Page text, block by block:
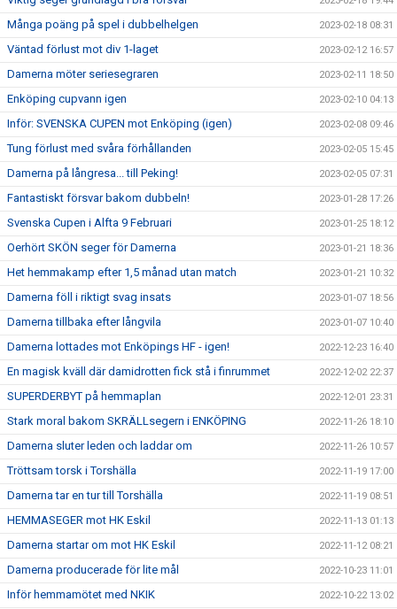
Många poäng på spel i dubbelhelgen 2023-02-18 08:31
Väntad förlust mot div 1-laget 2023-02-12 16:57
Damerna möter seriesegraren 2023-02-11 18:50
Enköping cupvann igen 2023-02-10 04:13
Inför: SVENSKA CUPEN mot Enköping (igen) 2023-02-08 09:46
Tung förlust med svåra förhållanden 2023-02-05 15:45
Damerna på långresa... till Peking! 2023-02-05 07:31
Fantastiskt försvar bakom dubbeln! 2023-01-28 17:26
Svenska Cupen i Alfta 9 Februari 2023-01-25 18:12
Oerhört SKÖN seger för Damerna 2023-01-21 18:36
Het hemmakamp efter 1,5 månad utan match 2023-01-21 10:32
Damerna föll i riktigt svag insats 2023-01-07 18:56
Damerna tillbaka efter långvila 2023-01-07 10:40
Damerna lottades mot Enköpings HF - igen! 2022-12-23 16:40
En magisk kväll där damidrotten fick stå i finrummet 2022-12-02 22:37
SUPERDERBYT på hemmaplan 2022-12-01 23:31
Stark moral bakom SKRÄLLsegern i ENKÖPING 2022-11-26 18:10
Damerna sluter leden och laddar om 2022-11-26 10:57
Tröttsam torsk i Torshälla 2022-11-19 17:00
Damerna tar en tur till Torshälla 2022-11-19 08:51
HEMMASEGER mot HK Eskil 2022-11-13 01:13
Damerna startar om mot HK Eskil 2022-11-12 08:21
Damerna producerade för lite mål 2022-10-23 11:01
Inför hemmamötet med NKIK 2022-10-22 13:02